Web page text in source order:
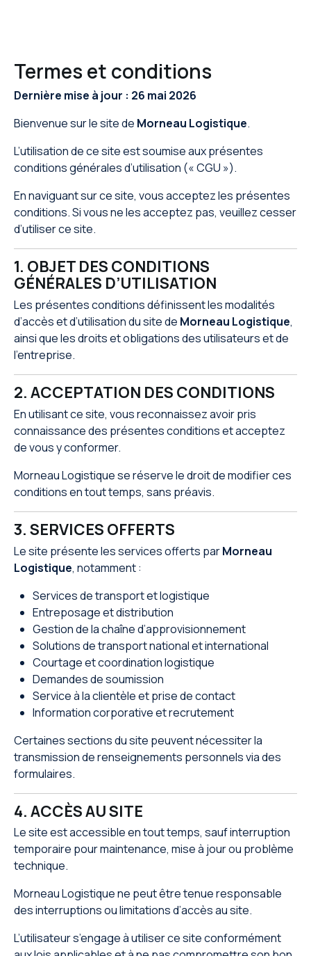
Termes et conditions
Dernière mise à jour : 26 mai 2026
Bienvenue sur le site de Morneau Logistique.
L’utilisation de ce site est soumise aux présentes
conditions générales d’utilisation (« CGU »).
En naviguant sur ce site, vous acceptez les présentes
conditions. Si vous ne les acceptez pas, veuillez cesser
d’utiliser ce site.
1. OBJET DES CONDITIONS
GÉNÉRALES D’UTILISATION
Les présentes conditions définissent les modalités
d’accès et d’utilisation du site de Morneau Logistique,
ainsi que les droits et obligations des utilisateurs et de
l’entreprise.
2. ACCEPTATION DES CONDITIONS
En utilisant ce site, vous reconnaissez avoir pris
connaissance des présentes conditions et acceptez
de vous y conformer.
Morneau Logistique se réserve le droit de modifier ces
conditions en tout temps, sans préavis.
3. SERVICES OFFERTS
Le site présente les services offerts parMorneau
Logistique, notamment :
Services de transport et logistique
Entreposage et distribution
Gestion de la chaîne d’approvisionnement
Solutions de transport national et international
Courtage et coordination logistique
Demandes de soumission
Service à la clientèle et prise de contact
Information corporative et recrutement
Certaines sections du site peuvent nécessiter la
transmission de renseignements personnels via des
formulaires.
4. ACCÈS AU SITE
Le site est accessible en tout temps, sauf interruption
temporaire pour maintenance, mise à jour ou problème
technique.
Morneau Logistique ne peut être tenue responsable
des interruptions ou limitations d’accès au site.
L’utilisateur s’engage à utiliser ce site conformément